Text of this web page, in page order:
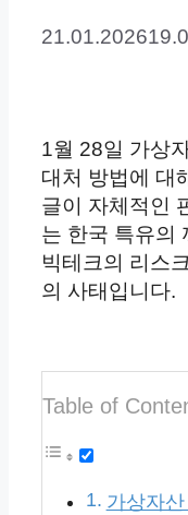
21.01.2026
1월 28일 가상
대처 방법에 대
글이 자체적인
는 한국 특유의
빅테크의 리스
의 사태입니다.
Table of
가상자산